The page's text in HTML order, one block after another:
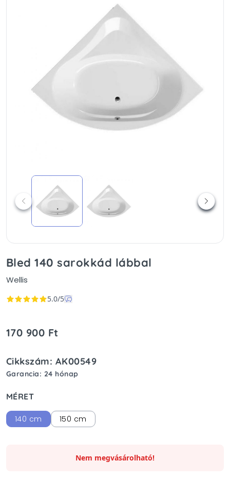
Bled 140 sarokkád lábbal
Wellis
5.0/5
170 900 Ft
Cikkszám: AK00549
Garancia: 24 hónap
MÉRET
140 cm 150 cm
Nem megvásárolható!